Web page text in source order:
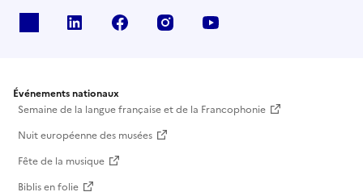
Linkedin Facebook Instagram
Événements nationaux
Semaine de la langue française et de la Francophonie
Nuit européenne des musées
Fête de la musique
Biblis en folie